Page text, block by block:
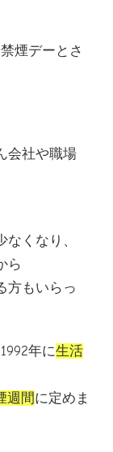
煙デーとさ
会社や職場
くなり、
ら
方もいらっ
年に生活
週間に定めま